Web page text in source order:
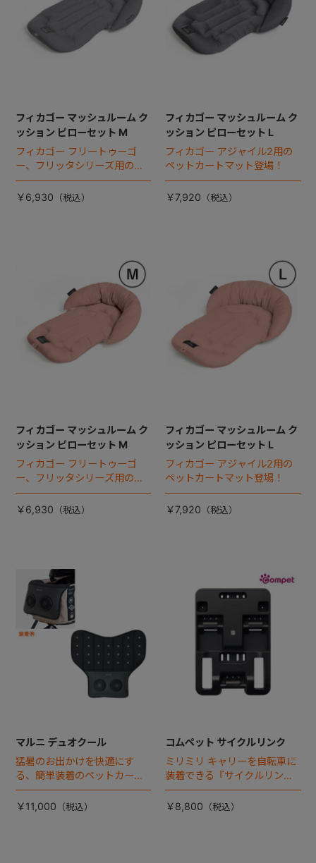
フィカゴー マッシュルーム ク
ッション ピローセット M
フィカゴー フリートゥーゴ
ー、フリッタシリーズ用のペ
ットカートマット登場！
￥6,930
フィカゴー マッシュルーム ク
ッション ピローセット L
フィカゴー アジャイル2用の
ペットカートマット登場！
￥7,920
フィカゴー マッシュルーム ク
ッション ピローセット M
フィカゴー フリートゥーゴ
ー、フリッタシリーズ用のペ
ットカートマット登場！
￥6,930
フィカゴー マッシュルーム ク
ッション ピローセット L
フィカゴー アジャイル2用の
ペットカートマット登場！
￥7,920
マルニ デュオクール
猛暑のお出かけを快適にす
る、簡単装着のペットカート
専用ダブル送風ファンが登
場。
￥11,000
コムペット サイクルリンク
ミリミリ キャリーを自転車に
装着できる『サイクルリン
ク』が登場！
￥8,800